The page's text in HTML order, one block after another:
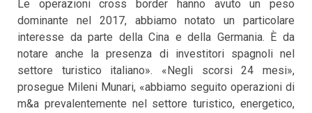
Le operazioni cross border hanno avuto un peso
dominante nel 2017, abbiamo notato un particolare
interesse da parte della Cina e della Germania. È da
notare anche la presenza di investitori spagnoli nel
settore turistico italiano». «Negli scorsi 24 mesi»,
prosegue Mileni Munari, «abbiamo seguito operazioni di
m&a prevalentemente nel settore turistico, energetico,